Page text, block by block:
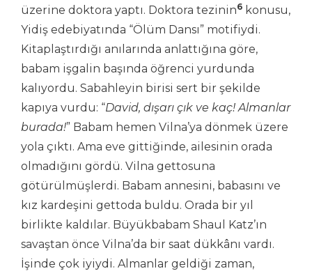
üzerine doktora yaptı. Doktora tezinin6 konusu,
Yidiş edebiyatında “Ölüm Dansı” motifiydi.
Kitaplaştırdığı anılarında anlattığına göre,
babam işgalin başında öğrenci yurdunda
kalıyordu. Sabahleyin birisi sert bir şekilde
kapıya vurdu: “David, dışarı çık ve kaç! Almanlar
burada!” Babam hemen Vilna’ya dönmek üzere
yola çıktı. Ama eve gittiğinde, ailesinin orada
olmadığını gördü. Vilna gettosuna
götürülmüşlerdi. Babam annesini, babasını ve
kız kardeşini gettoda buldu. Orada bir yıl
birlikte kaldılar. Büyükbabam Shaul Katz’ın
savaştan önce Vilna’da bir saat dükkânı vardı.
İşinde çok iyiydi. Almanlar geldiği zaman,